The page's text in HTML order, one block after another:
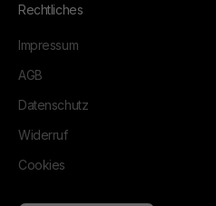
Rechtliches
Impressum
AGB
Datenschutz
Widerruf
Cookies